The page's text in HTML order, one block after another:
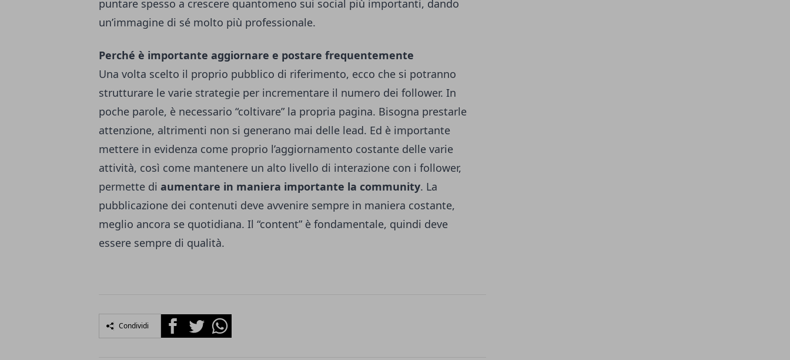
puntare spesso a crescere quantomeno sui social più importanti, dando
un’immagine di sé molto più professionale.
Perché è importante aggiornare e postare frequentemente
Una volta scelto il proprio pubblico di riferimento, ecco che si potranno
strutturare le varie strategie per incrementare il numero dei follower. In
poche parole, è necessario “coltivare” la propria pagina. Bisogna prestarle
attenzione, altrimenti non si generano mai delle lead. Ed è importante
mettere in evidenza come proprio l’aggiornamento costante delle varie
attività, così come mantenere un alto livello di interazione con i follower,
permette di aumentare in maniera importante la community. La
pubblicazione dei contenuti deve avvenire sempre in maniera costante,
meglio ancora se quotidiana. Il “content” è fondamentale, quindi deve
essere sempre di qualità.
Condividi FacebookTwitterWhatsapp